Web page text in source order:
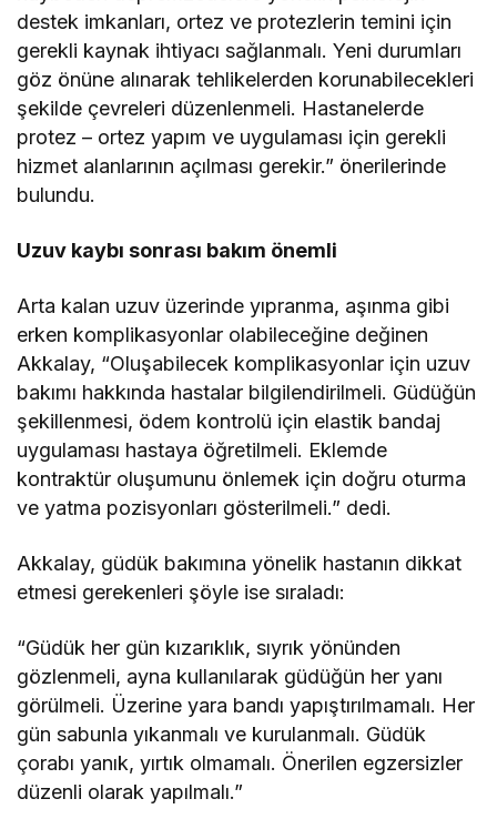
destek imkanları, ortez ve protezlerin temini için
gerekli kaynak ihtiyacı sağlanmalı. Yeni durumları
göz önüne alınarak tehlikelerden korunabilecekleri
şekilde çevreleri düzenlenmeli. Hastanelerde
protez – ortez yapım ve uygulaması için gerekli
hizmet alanlarının açılması gerekir.” önerilerinde
bulundu.
Uzuv kaybı sonrası bakım önemli
Arta kalan uzuv üzerinde yıpranma, aşınma gibi
erken komplikasyonlar olabileceğine değinen
Akkalay, “Oluşabilecek komplikasyonlar için uzuv
bakımı hakkında hastalar bilgilendirilmeli. Güdüğün
şekillenmesi, ödem kontrolü için elastik bandaj
uygulaması hastaya öğretilmeli. Eklemde
kontraktür oluşumunu önlemek için doğru oturma
ve yatma pozisyonları gösterilmeli.” dedi.
Akkalay, güdük bakımına yönelik hastanın dikkat
etmesi gerekenleri şöyle ise sıraladı:
“Güdük her gün kızarıklık, sıyrık yönünden
gözlenmeli, ayna kullanılarak güdüğün her yanı
görülmeli. Üzerine yara bandı yapıştırılmamalı. Her
gün sabunla yıkanmalı ve kurulanmalı. Güdük
çorabı yanık, yırtık olmamalı. Önerilen egzersizler
düzenli olarak yapılmalı.”